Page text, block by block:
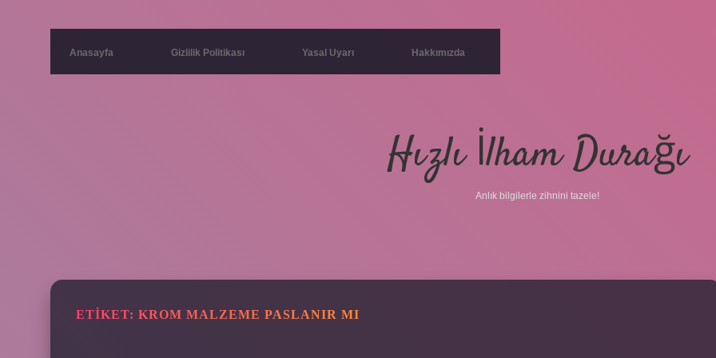
Anasayfa Gizlilik Politikası Yasal Uyarı Hakkımızda
Hızlı İlham Durağı
Anlık bilgilerle zihnini tazele!
ETIKET: KROM MALZEME PASLANIR MI